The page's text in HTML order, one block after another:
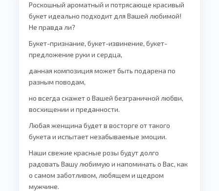
Роскошный ароматный и потрясающе красивый
букетидеально подходит для Вашей любимой!
Не правда ли?
Букет-признание, букет-извинение, букет-
предложение руки и сердца,
данная композиция может быть подарена по
разным поводам,
но всегда скажет о Вашей безграничной любви,
восхищении и преданности.
Любая женщина будет в восторге от такого
букета и испытает незабываемые эмоции.
Наши свежие красные розы будут долго
радовать Вашу любимую и напоминать о Вас, как
о самом заботливом, любящем и щедром
мужчине.